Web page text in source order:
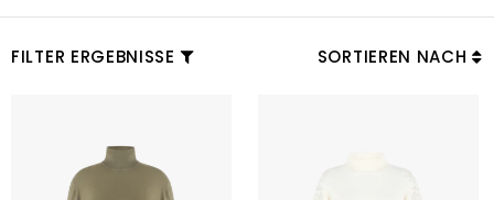
FILTER ERGEBNISSE SORTIEREN NACH